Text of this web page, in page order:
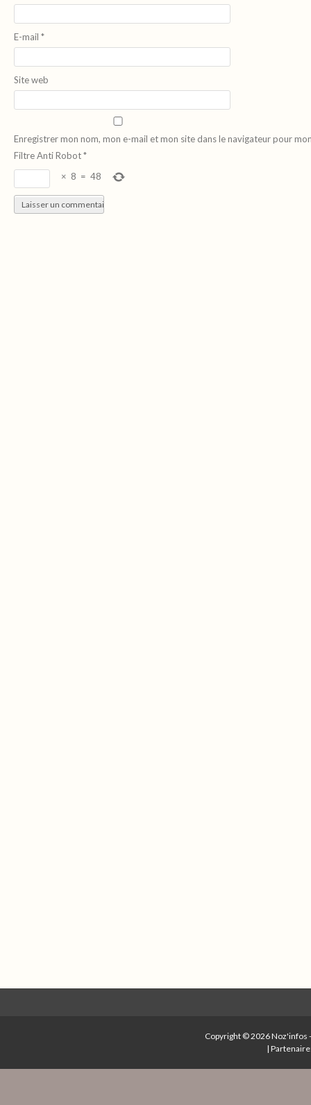
E-mail *
Site web
Enregistrer mon nom, mon e-mail et mon site dans le navigateur pour
Filtre Anti Robot*
× 8 = 48
Copyright © 2026Noz'infos
|